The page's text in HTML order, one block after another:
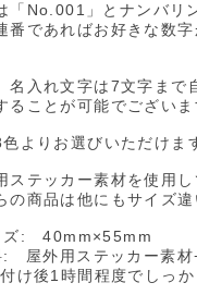
「No.001」とナンバリ
番であればお好きな数
名入れ文字は7文字ま
ることが可能でござい
よりお選びいただけま
ステッカー素材を使用
の商品は他にもサイズ
ズ: 40mm×55mm
: 屋外用ステッカー素材
け後1時間程度でしっ